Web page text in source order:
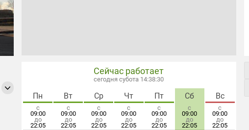
Сейчас работает
сегодня субота 14:38:31
Пн
с
09:00
до
22:05
Вт
с
09:00
до
22:05
Ср
с
09:00
до
22:05
Чт
с
09:00
до
22:05
Пт
с
09:00
до
22:05
Сб
с
09:00
до
22:05
Вс
с
09:00
до
22:05